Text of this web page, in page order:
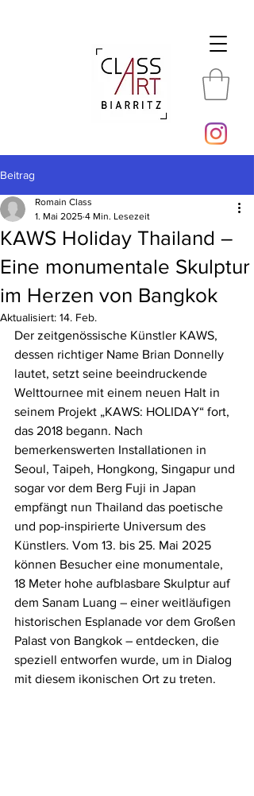
Beitrag
KAWS Holiday Thailand –
Eine monumentale Skulptur
im Herzen von Bangkok
Romain Class
1. Mai 2025 4 Min. Lesezeit
Aktualisiert: 14. Feb.
Der zeitgenössische Künstler KAWS,
dessen richtiger Name Brian Donnelly
lautet, setzt seine beeindruckende
Welttournee mit einem neuen Halt in
seinem Projekt „KAWS: HOLIDAY“ fort,
das 2018 begann. Nach
bemerkenswerten Installationen in
Seoul, Taipeh, Hongkong, Singapur und
sogar vor dem Berg Fuji in Japan
empfängt nun Thailand das poetische
und pop-inspirierte Universum des
Künstlers. Vom 13. bis 25. Mai 2025
können Besucher eine monumentale,
18 Meter hohe aufblasbare Skulptur auf
dem Sanam Luang – einer weitläufigen
historischen Esplanade vor dem Großen
Palast von Bangkok – entdecken, die
speziell entworfen wurde, um in Dialog
mit diesem ikonischen Ort zu treten.